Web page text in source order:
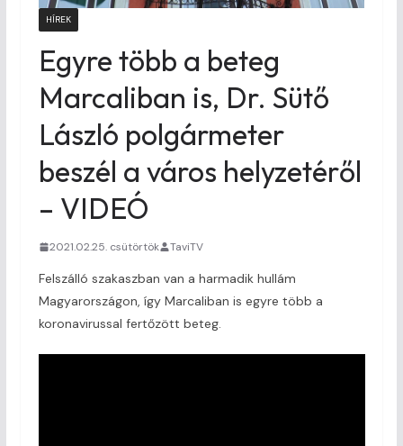
HÍREK
Egyre több a beteg
Marcaliban is, Dr. Sütő
László polgármeter
beszél a város helyzetéről
– VIDEÓ
2021.02.25. csütörtök TaviTV
Felszálló szakaszban van a harmadik hullám
Magyarországon, így Marcaliban is egyre több a
koronavirussal fertőzött beteg.